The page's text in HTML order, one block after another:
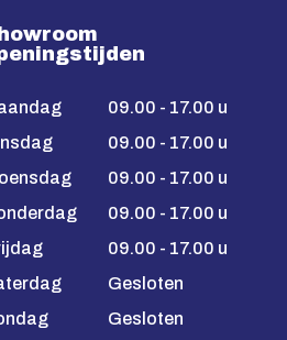
09.00 - 17.00 u
09.00 - 17.00 u
09.00 - 17.00 u
09.00 - 17.00 u
09.00 - 17.00 u
Gesloten
Gesloten